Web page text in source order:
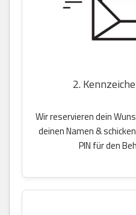
2.
Wir reservieren dein
deinen Namen &
PIN für den